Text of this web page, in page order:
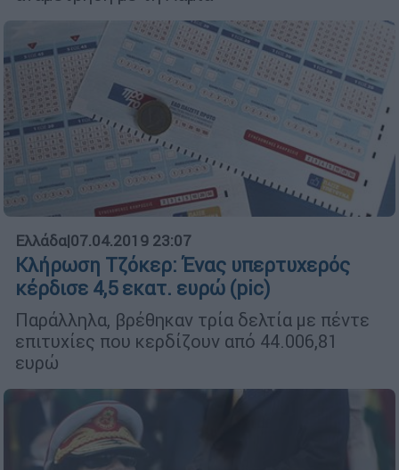
Ελλάδα|07.04.2019 23:07
Κλήρωση Τζόκερ: Ένας υπερτυχερός
κέρδισε 4,5 εκατ. ευρώ (pic)
Παράλληλα, βρέθηκαν τρία δελτία με πέντε
επιτυχίες που κερδίζουν από 44.006,81
ευρώ